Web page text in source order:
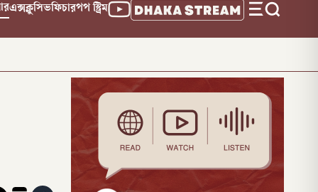
এক্সক্লুসিভফিচারপপ স্ট্রিম